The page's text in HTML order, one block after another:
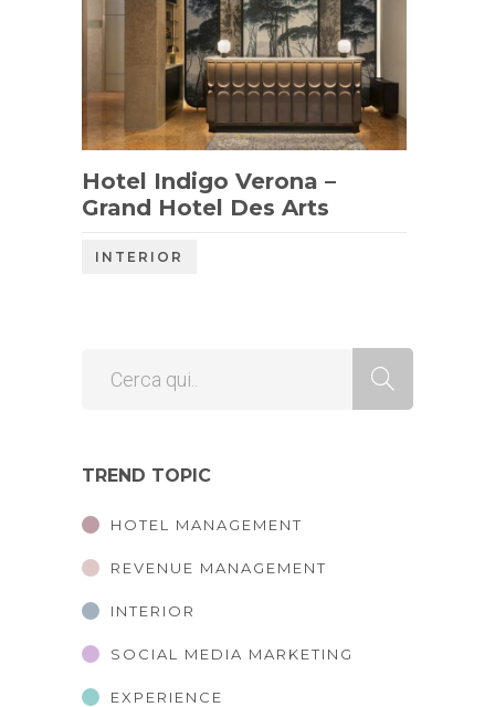
Hotel Indigo Verona –
Grand Hotel Des Arts
INTERIOR
TREND TOPIC
HOTEL MANAGEMENT
REVENUE MANAGEMENT
INTERIOR
SOCIAL MEDIA MARKETING
EXPERIENCE